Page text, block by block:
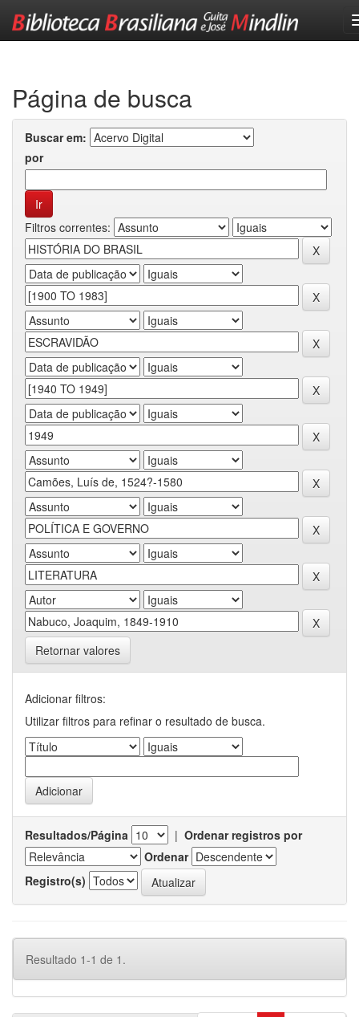
Página de busca
Buscar em:
por
Filtros correntes:
Retornar valores
Adicionar filtros:
Utilizar filtros para refinar o resultado de busca.
Resultados/Página | Ordenar registros por
Ordenar
Registro(s)
Resultado 1-1 de 1.